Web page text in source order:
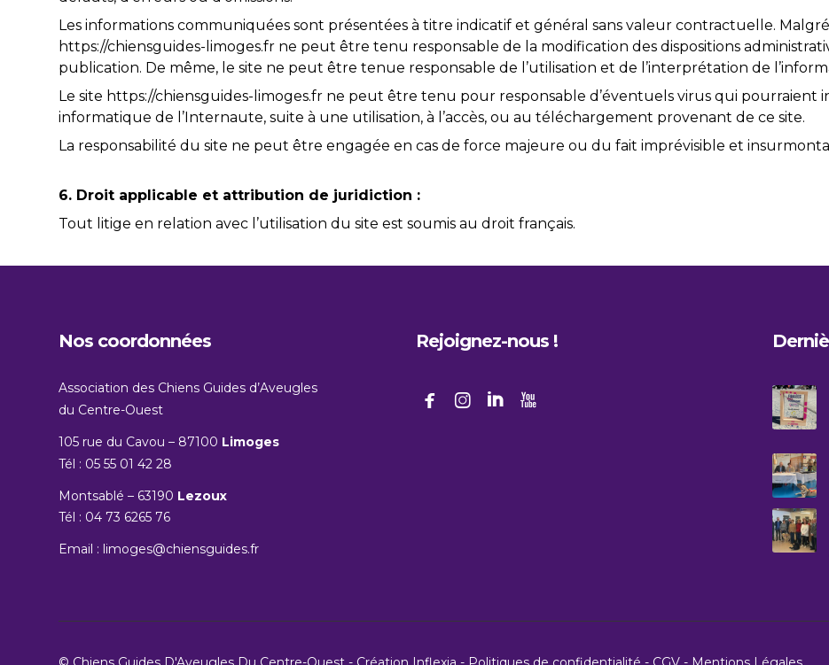
Les informations communiquées sont présentées à titre indicatif et général sans valeur contractuelle.
https://chiensguides-limoges.fr ne peut être tenu responsable de la modification des dispositions
publication. De même, le site ne peut être tenue responsable de l’utilisation et de l’interprétation de
Le site https://chiensguides-limoges.fr ne peut être tenu pour responsable d’éventuels virus qui pourraient
informatique de l’Internaute, suite à une utilisation, à l’accès, ou au téléchargement provenant de ce site.
La responsabilité du site ne peut être engagée en cas de force majeure ou du fait imprévisible et
6. Droit applicable et attribution de juridiction :
Tout litige en relation avec l’utilisation du site est soumis au droit français.
Nos coordonnées
Association des Chiens Guides d’Aveugles
du Centre-Ouest
105 rue du Cavou – 87100 Limoges
Tél : 05 55 01 42 28
Montsablé – 63190 Lezoux
Tél : 04 73 6265 76
Email : limoges@chiensguides.fr
Rejoignez-nous !
   